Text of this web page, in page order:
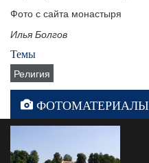
Фото с сайта монастыря
Илья Болгов
Темы
Религия
ФОТОМАТЕРИАЛЫ